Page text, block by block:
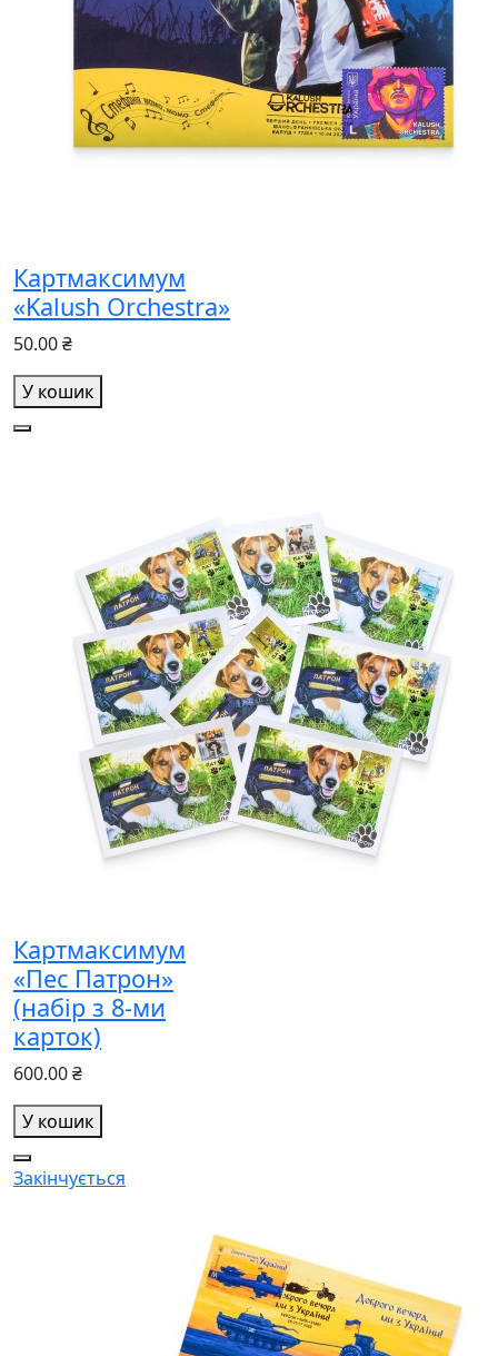
Картмаксимум
«Kalush Orchestra»
50.00 ₴
У кошик
Картмаксимум
«Пес Патрон»
(набір з 8-ми
карток)
600.00 ₴
У кошик
Закінчується